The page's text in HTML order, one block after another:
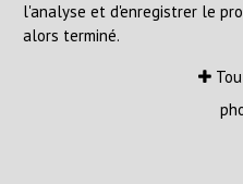
l'analyse et d'enregistrer le
alors terminé.